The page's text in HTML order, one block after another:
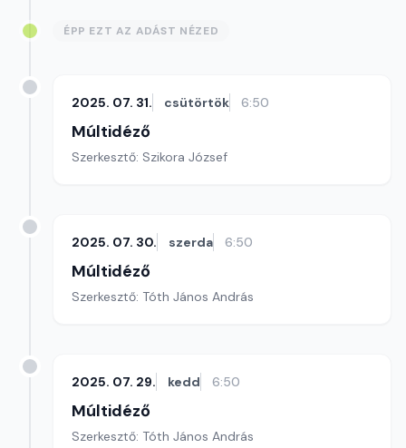
ÉPP EZT AZ ADÁST NÉZED
2025. 07. 31. csütörtök 6:50
Múltidéző
Szerkesztő: Szikora József
2025. 07. 30. szerda 6:50
Múltidéző
Szerkesztő: Tóth János András
2025. 07. 29. kedd 6:50
Múltidéző
Szerkesztő: Tóth János András